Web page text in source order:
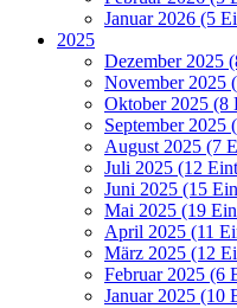
Januar 2026 (5
2025
Dezember 2025
November 2025
Oktober 2025 (8
September 2025
August 2025 (7
Juli 2025 (12
Juni 2025 (15
Mai 2025 (19
April 2025 (11
März 2025 (12
Februar 2025 (6
Januar 2025 (10